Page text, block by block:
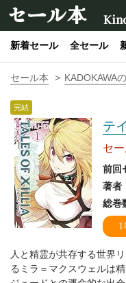
セール本
新着セール 全セール
セール本 KADOKAWA
完結
テ
セ
前回
著者
総巻
1
人と精霊が共存する世界
るミラ＝マクスウェルは